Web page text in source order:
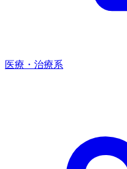
医療・治療系